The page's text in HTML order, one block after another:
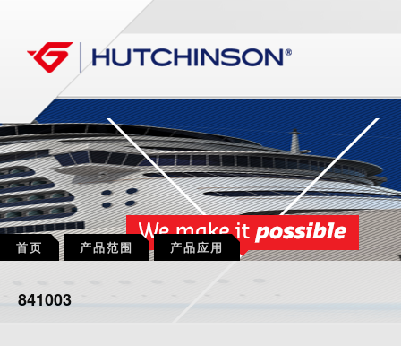
首页 产品范围 产品应用
841003